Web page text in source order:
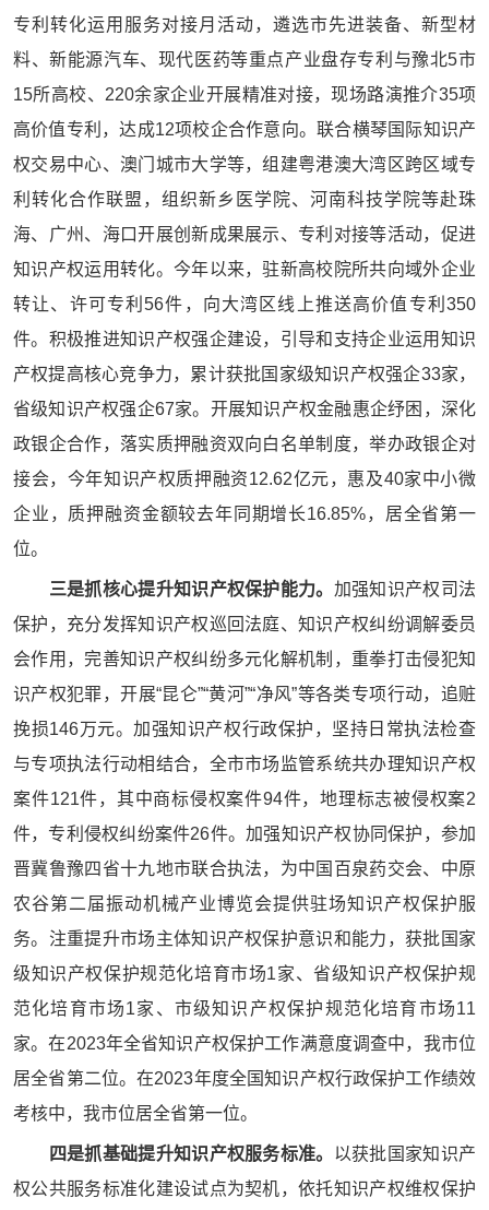
专利转化运用服务对接月活动，遴选市先进装备、新型材
料、新能源汽车、现代医药等重点产业盘存专利与豫北5市
15所高校、220余家企业开展精准对接，现场路演推介35项
高价值专利，达成12项校企合作意向。联合横琴国际知识产
权交易中心、澳门城市大学等，组建粤港澳大湾区跨区域专
利转化合作联盟，组织新乡医学院、河南科技学院等赴珠
海、广州、海口开展创新成果展示、专利对接等活动，促进
知识产权运用转化。今年以来，驻新高校院所共向域外企业
转让、许可专利56件，向大湾区线上推送高价值专利350
件。积极推进知识产权强企建设，引导和支持企业运用知识
产权提高核心竞争力，累计获批国家级知识产权强企33家，
省级知识产权强企67家。开展知识产权金融惠企纾困，深化
政银企合作，落实质押融资双向白名单制度，举办政银企对
接会，今年知识产权质押融资12.62亿元，惠及40家中小微
企业，质押融资金额较去年同期增长16.85%，居全省第一
位。
三是抓核心提升知识产权保护能力。 加强知识产权司法
保护，充分发挥知识产权巡回法庭、知识产权纠纷调解委员
会作用，完善知识产权纠纷多元化解机制，重拳打击侵犯知
识产权犯罪，开展“昆仑”“黄河”“净风”等各类专项行动，追赃
挽损146万元。加强知识产权行政保护，坚持日常执法检查
与专项执法行动相结合，全市市场监管系统共办理知识产权
案件121件，其中商标侵权案件94件，地理标志被侵权案2
件，专利侵权纠纷案件26件。加强知识产权协同保护，参加
晋冀鲁豫四省十九地市联合执法，为中国百泉药交会、中原
农谷第二届振动机械产业博览会提供驻场知识产权保护服
务。注重提升市场主体知识产权保护意识和能力，获批国家
级知识产权保护规范化培育市场1家、省级知识产权保护规
范化培育市场1家、市级知识产权保护规范化培育市场11
家。在2023年全省知识产权保护工作满意度调查中，我市位
居全省第二位。在2023年度全国知识产权行政保护工作绩效
考核中，我市位居全省第一位。
四是抓基础提升知识产权服务标准。 以获批国家知识产
权公共服务标准化建设试点为契机，依托知识产权维权保护